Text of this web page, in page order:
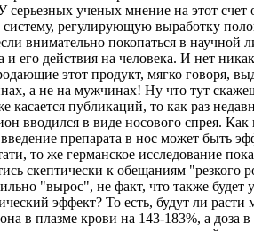
серьезных ученых мнение на этот счет
систему, регулирующую выработку
внимательно покопаться в научной
действия на человека. И нет
этот продукт, мягко говоря,
а не на мужчинах! Ну что тут
публикаций, то как раз
вводился в виде носового спрея. Как
препарата в нос может быть
то же германское исследование
скептически к обещаниям "резкого
"вырос", не факт, что также будет
эффект? То есть, будут ли
в плазме крови на 143-183%, а доза